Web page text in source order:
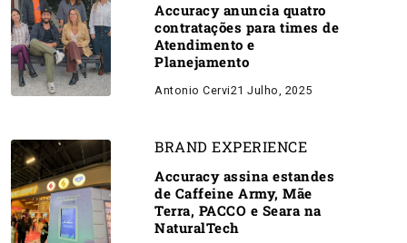
Accuracy anuncia quatro
contratações para times de
Atendimento e
Planejamento
Antonio Cervi21 Julho, 2025
BRAND EXPERIENCE
Accuracy assina estandes
de Caffeine Army, Mãe
Terra, PACCO e Seara na
NaturalTech